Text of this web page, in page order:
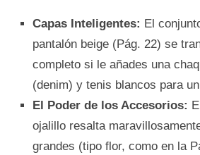
Capas Inteligentes: El
pantalón beige (Pág. 22) se
completo si le añades una
(denim) y tenis blancos para
El Poder de los Accesorios:
ojalillo resalta
grandes (tipo flor, como en la